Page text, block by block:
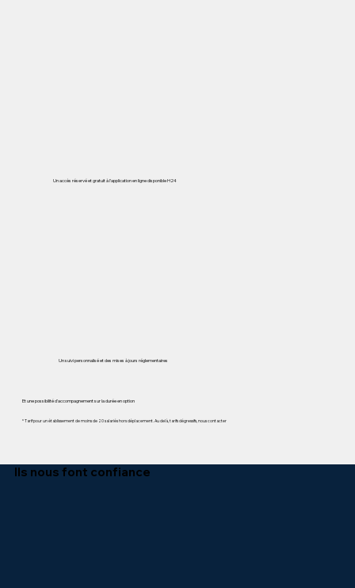
Et une possibilité d'accompagnement sur la durée en option
* Tarif pour un établissement de moins de 20 salariés hors déplacement. Au delà, tarifs dégressifs, nous contacter
Un accès réservé et gratuit à l'application en ligne disponible H24
Un suivi personnalisé et des mises à jours réglementaires
Ils nous font confiance